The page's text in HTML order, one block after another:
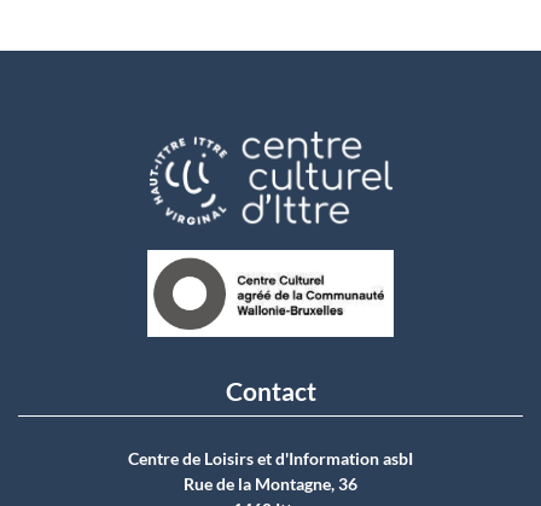
Contact
Centre de Loisirs et d'Information asbI
Rue de la Montagne, 36